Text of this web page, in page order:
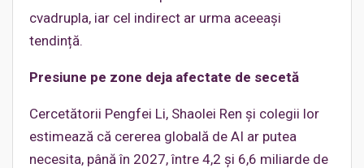
cvadrupla, iar cel indirect ar urma aceeași
tendință.
Presiune pe zone deja afectate de secetă
Cercetătorii Pengfei Li, Shaolei Ren și colegii lor
estimează că cererea globală de AI ar putea
necesita, până în 2027, între 4,2 și 6,6 miliarde de